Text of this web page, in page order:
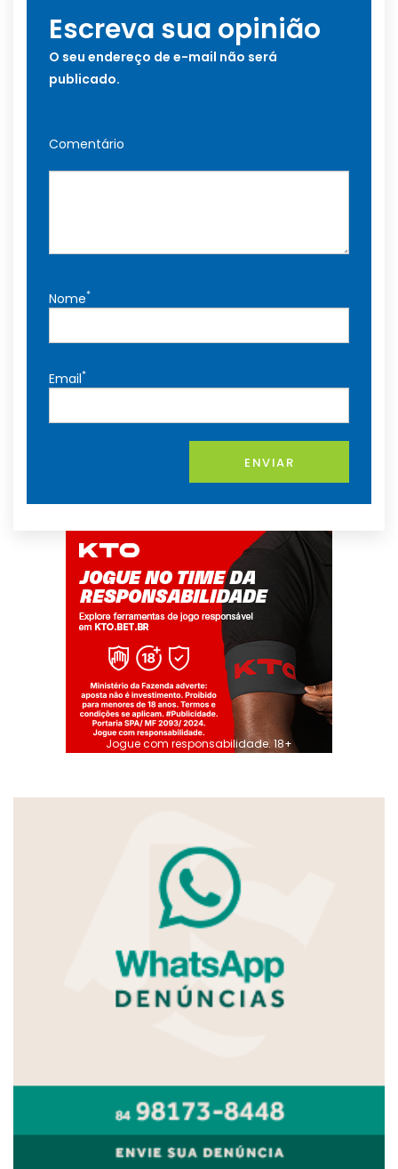
Escreva sua opinião
O seu endereço de e-mail não será
publicado.
Comentário
Nome*
Email*
ENVIAR
Jogue com responsabilidade. 18+